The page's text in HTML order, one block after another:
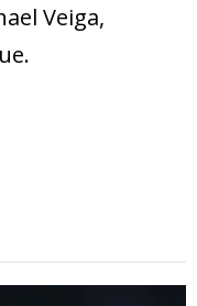
Veiga,